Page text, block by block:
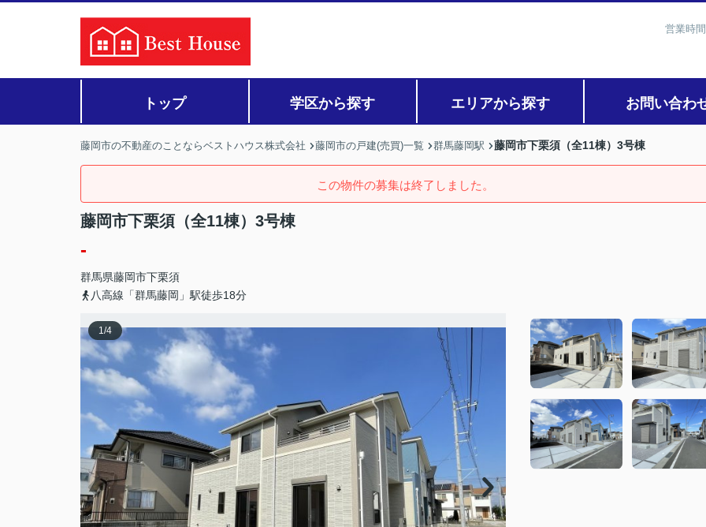
営業時
トップ 学区から探す エリアから探す お問い合わ
藤岡市の不動産のことならベストハウス株式会社 藤岡市の戸建(売買)一覧 群馬藤岡駅 藤岡市下栗須（全11棟）3号棟
この物件の募集は終了しました。
藤岡市下栗須（全11棟）3号棟
-
群馬県藤岡市下栗須
八高線「群馬藤岡」駅徒歩18分
1/4